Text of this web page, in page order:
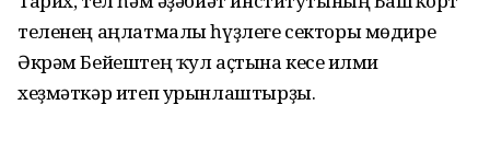
теленең аңлатмалы һүҙлеге секторы мөдире
Әкрәм Бейештең ҡул аҫтына кесе ғилми
хеҙмәткәр итеп урынлаштырҙы.